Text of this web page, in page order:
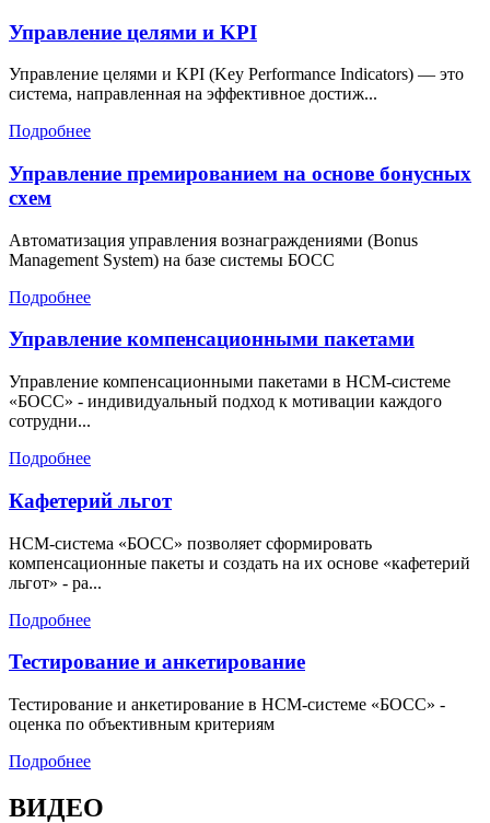
Управление целями и KPI
Управление целями и KPI (Key Performance Indicators) — это
система, направленная на эффективное достиж...
Подробнее
Управление премированием на основе бонусных
схем
Автоматизация управления вознаграждениями (Bonus
Management System) на базе системы БОСС
Подробнее
Управление компенсационными пакетами
Управление компенсационными пакетами в HCM-системе
«БОСС» - индивидуальный подход к мотивации каждого
сотрудни...
Подробнее
Кафетерий льгот
HCM-система «БОСС» позволяет сформировать
компенсационные пакеты и создать на их основе «кафетерий
льгот» - ра...
Подробнее
Тестирование и анкетирование
Тестирование и анкетирование в HCM-системе «БОСС» -
оценка по объективным критериям
Подробнее
ВИДЕО